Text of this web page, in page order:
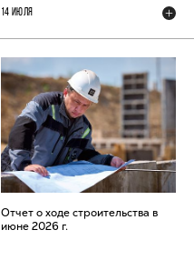
14 ИЮЛЯ
Отчет о ходе строительства в
июне 2026 г.